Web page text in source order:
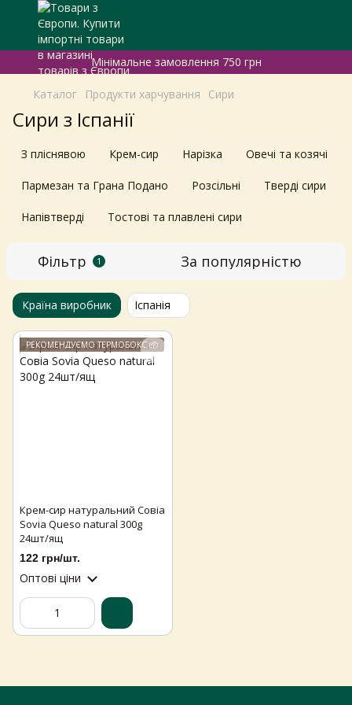
Мінімальне замовлення 750 грн
Каталог Продукти харчування Сири
Сири з Іспанії
З пліснявою Крем-сир Нарізка Овечі та козячі
Пармезан та Грана Подано Розсільні Тверді сири
Напівтверді Тостові та плавлені сири
Фільтр 1 За популярністю
Країна виробник Іспанія
РЕКОМЕНДУЄМО ТЕРМОБОКС 📦
Крем-сир натуральний Совіа
Sovia Queso natural 300g
24шт/ящ
122 грн/шт.
Оптові ціни
Самовивіз з магазинів
Egastronom
магазин і забрати у зручний час 💚
Перейти до оформлення